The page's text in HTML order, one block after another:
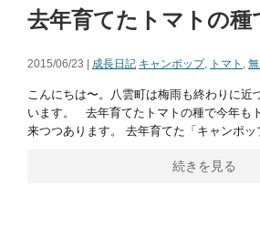
去年育てたトマトの種
2015/06/23 | 成長日記 キャンポップ, トマト ,
こんにちは〜。八雲町は梅雨も終わりに近
います。 去年育てたトマトの種で今年も
来つつあります。 去年育てた「キャンポッ
続きを見る